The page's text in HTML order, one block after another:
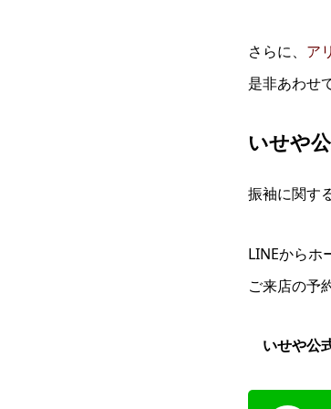
さらに、 ア
是非あわせ
いせや
振袖に関す
LINEからホ
ご来店の予
いせや公